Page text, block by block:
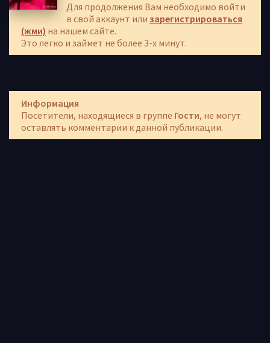
Для продолжения Вам необходимо войти
в свой аккаунт или зарегистрироваться
(жми) на нашем сайте.
Это легко и займет не более 3-х минут.
Информация
Посетители, находящиеся в группе Гости, не могут
оставлять комментарии к данной публикации.